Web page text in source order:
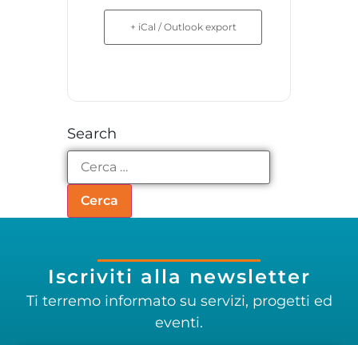
+ iCal / Outlook export
Search
Iscriviti alla newsletter
Ti terremo informato su servizi, progetti ed
eventi.